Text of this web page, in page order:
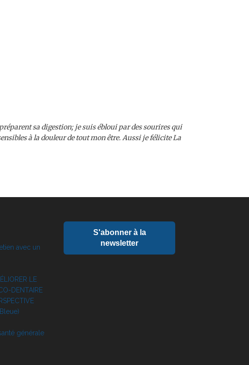
sa digestion; je suis ébloui par des sourires qui
à la douleur de tout mon être. Aussi je félicite La
avec un
LE
DENTAIRE
générale
S'abonner à la
newsletter